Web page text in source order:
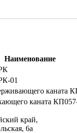
Наименование
01
каната
каната
край,
6а